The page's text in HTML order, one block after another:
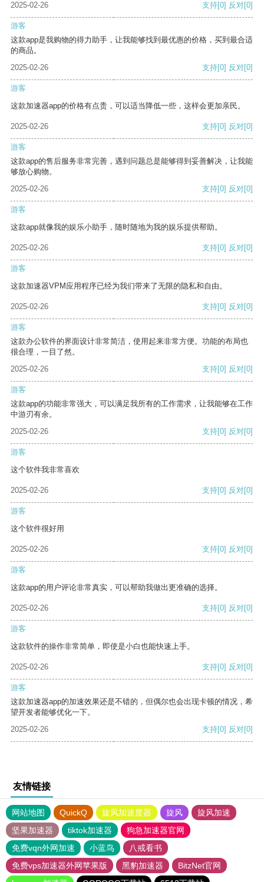
2025-02-26 支持[0] 反对[0]
游客
这款app是我购物的得力助手，让我能够找到最优惠的价格，买到最合适
的商品。
2025-02-26
支持[0] 反对[0]
游客
这款加速器app的价格有点贵，可以适当降低一些，这样会更加亲民。
2025-02-26 支持[0] 反对[0]
游客
这款app的售后服务非常完善，遇到问题总是能够得到妥善解决，让我能
够放心购物。
2025-02-26
支持[0] 反对[0]
游客
这款app就像我的娱乐小助手，随时随地为我的娱乐提供帮助。
2025-02-26 支持[0] 反对[0]
游客
这款加速器VPM应用程序已经为我们带来了无限的隐私和自由。
2025-02-26 支持[0] 反对[0]
游客
这款办公软件的界面设计非常简洁，使用起来非常方便。功能的布局也
很合理，一目了然。
2025-02-26
支持[0] 反对[0]
游客
这款app的功能非常强大，可以满足我所有的工作需求，让我能够在工作
中游刃有余。
2025-02-26
支持[0] 反对[0]
游客
这个软件我非常喜欢
2025-02-26 支持[0] 反对[0]
游客
这个软件很好用
2025-02-26 支持[0] 反对[0]
游客
这款app的用户评论非常真实，可以帮助我做出更准确的选择。
2025-02-26 支持[0] 反对[0]
游客
这款软件的操作非常简单，即使是小白也能快速上手。
2025-02-26 支持[0] 反对[0]
游客
这款加速器app的加速效果还是不错的，但偶尔也会出现卡顿的情况，希
望开发者能够优化一下。
2025-02-26
支持[0] 反对[0]
友情链接
网站地图 QuickQ 旋风加速度器 旋风
旋风加速
坚果加速器
tiktok加速器
狗急加速器官网
免费vqn外网加速
小蓝鸟
八戒看书
免费vps加速器外网苹果版
黑豹加速器
BitzNet官网